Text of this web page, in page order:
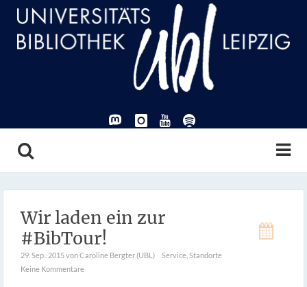
Wir laden ein zur
#BibTour!
29. Sep.. 2015von Caroline Bergter (UBL) Service Standorte
Keine Kommentare